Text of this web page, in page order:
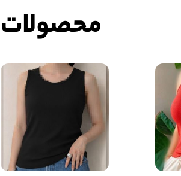
به‌عنوان کاربر
شما هم می‌توانید در مورد این کالا نظر
اگر این محصول را قبلا خریده باشید، دیدگاه شما به عنوان خریدار
تمایل می‌توانید به صورت ناشناس نیز دیدگاه خود را